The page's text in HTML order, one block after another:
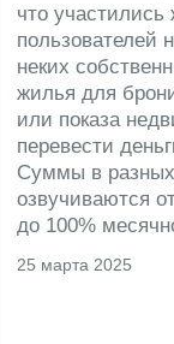
что
пользователей
неких
жилья для
или показа
перевести
Суммы в
озвучиваются
до 100%
25 марта 2025